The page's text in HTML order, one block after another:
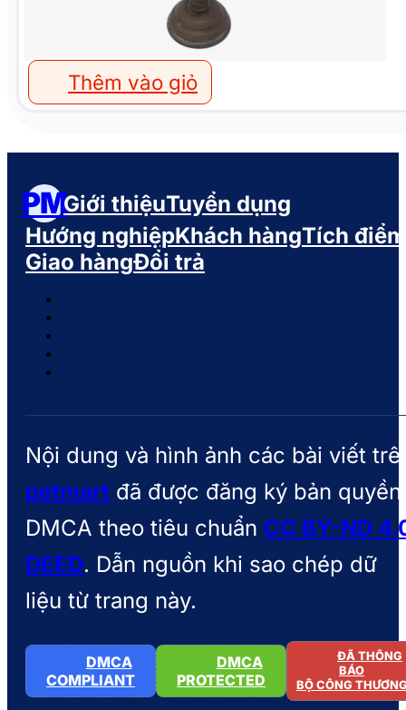
Thêm vào giỏ
PMGiới thiệuTuyển dụng
Hướng nghiệpKhách hàngTích điểm
Giao hàngĐổi trả
Nội dung và hình ảnh các bài viết
petmart đã được đăng ký bản quyền
DMCA theo tiêu chuẩn CC BY-ND
DEED. Dẫn nguồn khi sao chép dữ
liệu từ trang này.
DMCA
COMPLIANT
DMCA
PROTECTED
ĐÃ THÔNG
BÁO
BỘ CÔNG